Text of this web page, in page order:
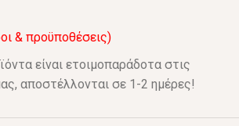
& προϋποθέσεις)
είναι ετοιμοπαράδοτα στις
αποστέλλονται σε 1-2 ημέρες!